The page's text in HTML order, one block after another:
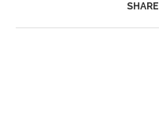
SHARE